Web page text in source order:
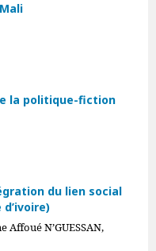
la politique-fiction
du lien social
Affoué N’GUESSAN,